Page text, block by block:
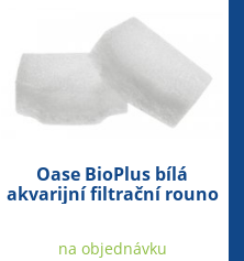
Oase BioPlus bílá
akvarijní filtrační rouno
na objednávku